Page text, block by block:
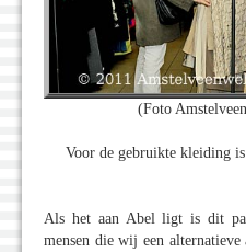
(Foto
Voor de gebruikte kleiding
Als het aan Abel ligt is dit
mensen die wij een